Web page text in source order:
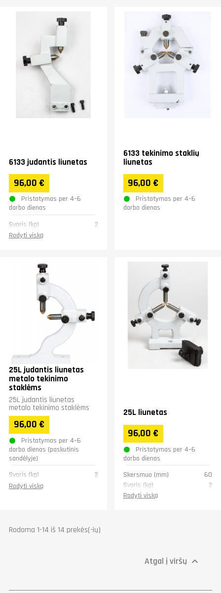
6133 judantis liunetas
96,00 €
Pristatymas per 4–6
darbo dienas
Svoris (kg)
2
Rodyti viską
6133 tekinimo staklių
liunetas
96,00 €
Pristatymas per 4–6
darbo dienas
25L judantis liunetas
metalo tekinimo
staklėms
25L judantis liunetas
metalo tekinimo staklėms
96,00 €
Pristatymas per 4–6
darbo dienas (paskutinis
sandėlyje)
Svoris (kg)
2
Rodyti viską
25L liunetas
96,00 €
Pristatymas per 4–6
darbo dienas
Skersmuo (mm)
60
Svoris (kg)
2
Rodyti viską
Rodoma 1-14 iš 14 prekės(-ių)
Atgal į viršų 